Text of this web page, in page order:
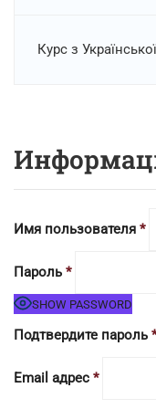
Курс з
Имя пользователя *
Пароль *
SHOW PASSWORD
Подтвердите пароль *
Email адрес *